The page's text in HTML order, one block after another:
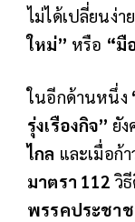
ไม่ได้เปลี่ยนง่
ใหม่” หรือ “มื
ในอีกด้านหนึ่ง
รุ่งเรืองกิจ” ยัง
ไกล และเมื่อก้
มาตรา 112วิ
พรรคประชา